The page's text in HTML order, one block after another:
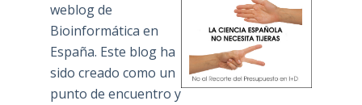
weblog de
Bioinformática en
España. Este blog ha
sido creado como un
punto de encuentro y